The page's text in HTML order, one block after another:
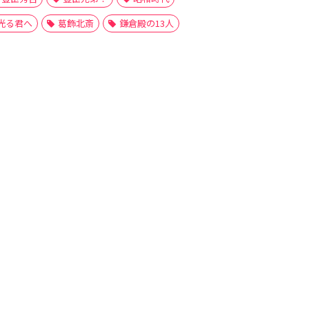
る君へ
葛飾北斎 鎌倉殿の13人